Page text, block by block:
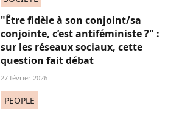
"Être fidèle à son conjoint/sa
conjointe, c’est antiféministe ?" :
sur les réseaux sociaux, cette
question fait débat
27 février 2026
PEOPLE